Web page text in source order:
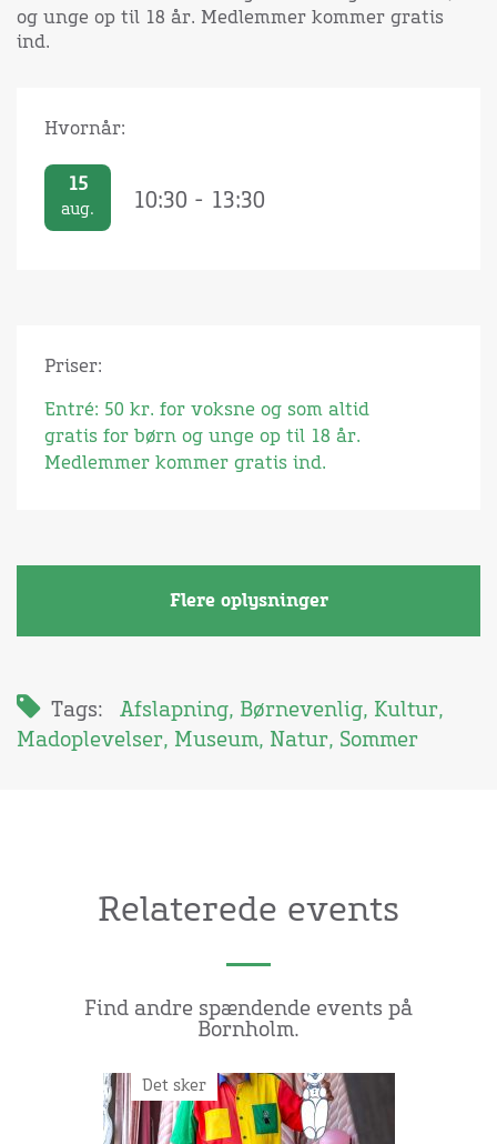
og unge op til 18 år. Medlemmer kommer gratis
ind.
Hvornår:
15
aug. 10:30 - 13:30
Priser:
Entré: 50 kr. for voksne og som altid
gratis for børn og unge op til 18 år.
Medlemmer kommer gratis ind.
Flere oplysninger
Tags: Afslapning, Børnevenlig, Kultur,
Madoplevelser, Museum, Natur, Sommer
Relaterede events
Find andre spændende events på
Bornholm.
Det sker